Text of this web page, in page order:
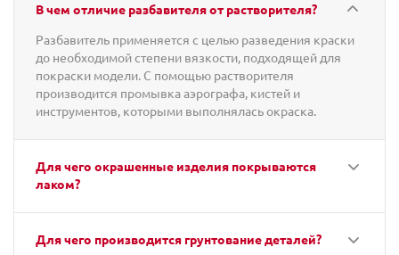
В чем отличие разбавителя от растворителя?
Разбавитель применяется с целью разведения краски
до необходимой степени вязкости, подходящей для
покраски модели. С помощью растворителя
производится промывка аэрографа, кистей и
инструментов, которыми выполнялась окраска.
Для чего окрашенные изделия покрываются
лаком?
Для чего производится грунтование деталей?